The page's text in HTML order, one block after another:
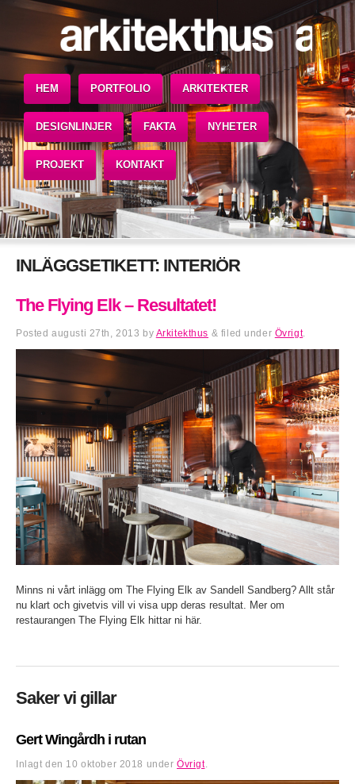
HEM PORTFOLIO ARKITEKTER
DESIGNLINJER FAKTA NYHETER
PROJEKT KONTAKT
INLÄGGSETIKETT: INTERIÖR
The Flying Elk – Resultatet!
Postedaugusti 27th, 2013 by Arkitekthus & filed under Övrigt.
Minns ni vårt inlägg om The Flying Elk av Sandell Sandberg? Allt står
nu klart och givetvis vill vi visa upp deras resultat. Mer om
restaurangen The Flying Elk hittar ni här.
Saker vi gillar
Gert Wingårdh i rutan
Inlagt den 10 oktober 2018 underÖvrigt.